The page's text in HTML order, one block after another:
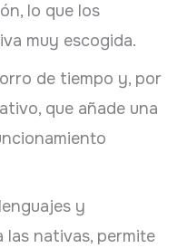
lo que los
muy escogida.
de tiempo y, por
que añade una
y
nativas, permite